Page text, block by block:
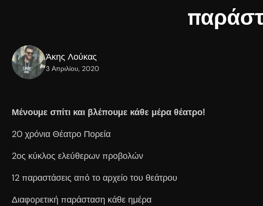
Άκης Λούκας
3 Απριλίου, 2020
Μένουμε σπίτι και βλέπουμε κάθε μέρα θέατρο!
20 χρόνια Θέατρο Πορεία
2ος κύκλος ελεύθερων προβολών
12 παραστάσεις από το αρχείο του θεάτρου
Διαφορετική παράσταση κάθε ημέρα